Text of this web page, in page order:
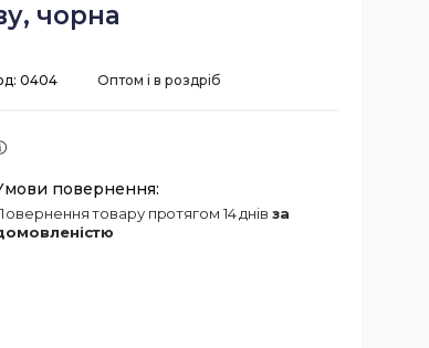
чорна
Оптом і в роздріб
0404
повернення товару протягом 14 днів за